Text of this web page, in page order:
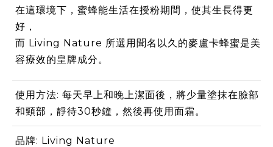
在這環境下，蜜蜂能生活在授粉期間，使其生長得更
好，
而 Living Nature 所選用聞名以久的麥盧卡蜂蜜是美
容療效的皇牌成分。
使用方法: 每天早上和晚上潔面後，將少量塗抹在臉部
和頸部，靜待30秒鐘，然後再使用面霜。
品牌: Living Nature